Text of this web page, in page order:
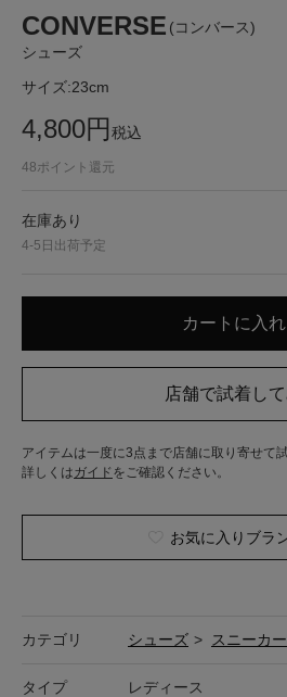
CONVERSE (コンバース)
シューズ
サイズ:23cm
4,800円税込
48ポイント還元
在庫あり
4-5日出荷予定
アイテムは一度に3点まで店舗に取り寄せて
詳しくはガイド をご確認ください。
お気に入りブラ
カテゴリ シューズ > スニーカー
タイプ レディース